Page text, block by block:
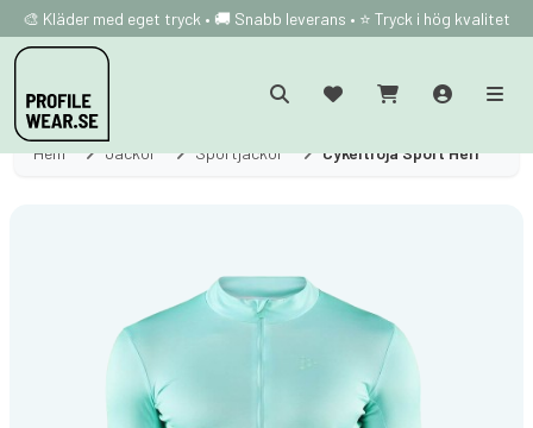
🎨 Kläder med eget tryck • 🚚 Snabb leverans • ⭐ Tryck i hög kvalitet
Hem Jackor Sportjackor Cykeltröja Sport Herr